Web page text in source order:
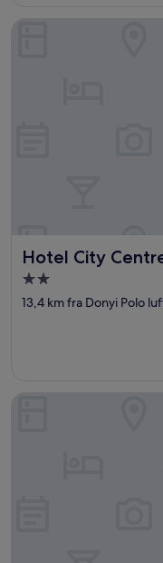
Hotel City
Hotel City Centre
Overnattingssted
med
13,4 km fra Donyi Polo
Hotel Aane